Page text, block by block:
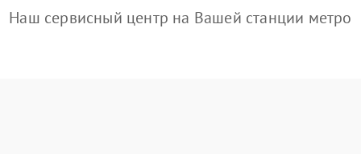
Наш сервисный центр на Вашей станции метро